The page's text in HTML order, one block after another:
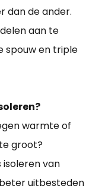
dan de ander.
aan te
spouw en triple
warmte of
groot?
van
uitbesteden